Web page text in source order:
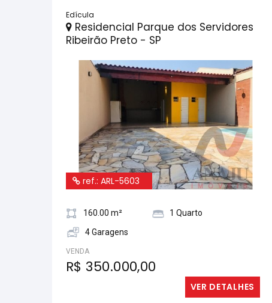
Edícula
Residencial Parque dos Servidores
Ribeirão Preto - SP
ref.: ARL-5603
160.00 m²
1 Quarto
4 Garagens
VENDA
R$ 350.000,00
VER DETALHES